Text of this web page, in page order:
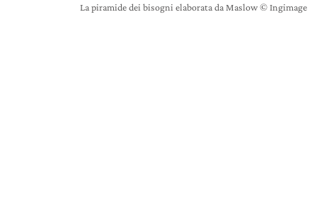
La piramide dei bisogni elaborata da Maslow © Ingimage